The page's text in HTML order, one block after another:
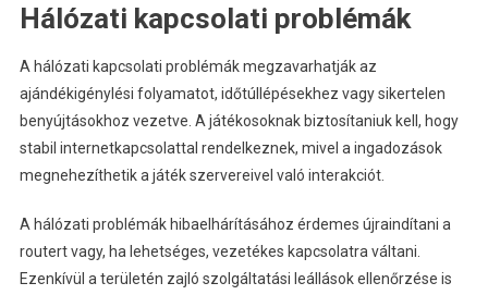
Hálózati kapcsolati problémák
A hálózati kapcsolati problémák megzavarhatják az
ajándékigénylési folyamatot, időtúllépésekhez vagy sikertelen
benyújtásokhoz vezetve. A játékosoknak biztosítaniuk kell, hogy
stabil internetkapcsolattal rendelkeznek, mivel a ingadozások
megnehezíthetik a játék szervereivel való interakciót.
A hálózati problémák hibaelhárításához érdemes újraindítani a
routert vagy, ha lehetséges, vezetékes kapcsolatra váltani.
Ezenkívül a területén zajló szolgáltatási leállások ellenőrzése is